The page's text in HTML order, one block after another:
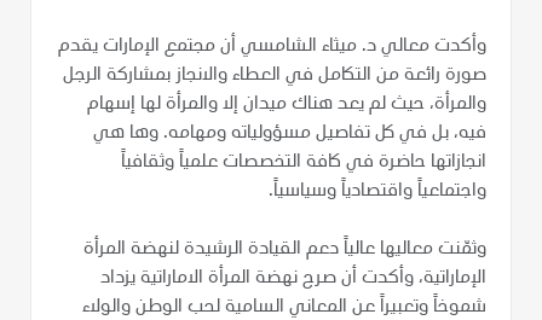
وأكدت معالي د. ميثاء الشامسي أن مجتمع الإمارات يقدم
صورة رائعة من التكامل في العطاء والانجاز بمشاركة الرجل
والمرأة، حيث لم يعد هناك ميدان إلا والمرأة لها إسهام
فيه، بل في كل تفاصيل مسؤولياته ومهامه. وها هي
انجازاتها حاضرة في كافة التخصصات علمياً وثقافياً
واجتماعياً واقتصادياً وسياسياً.
وثمّنت معاليها عالياً دعم القيادة الرشيدة لنهضة المرأة
الإماراتية، وأكدت أن صرح نهضة المرأة الاماراتية يزداد
شموخاً وتعبيراً عن المعاني السامية لحب الوطن والولاء